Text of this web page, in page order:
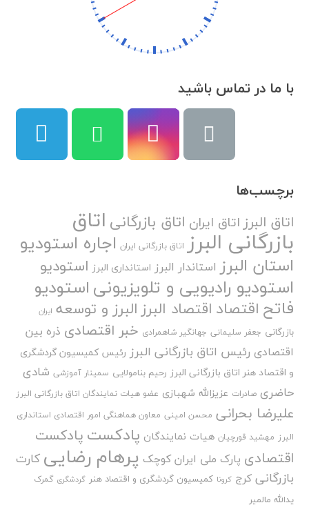
با ما در تماس باشید
برچسب‌ها
اتاق البرز اتاق ایران اتاق بازرگانی اتاق
بازرگانی البرز اتاق بازرگانی ایران اجاره استودیو
استان البرز استاندار البرز استانداری البرز استودیو
استودیو رادیویی و تلویزیونیاستودیو
فاتح اقتصاد اقتصاد البرزالبرز و توسعه ایران
بازرگانی جعفر سلیمانی جهانگیر شاهمرادی خبر اقتصادی ذره بین
اقتصادی رئیس اتاق بازرگانی البرز رئیس کمیسیون گردشگری
و اقتصاد هنر اتاق بازرگانی البرز رحیم بنامولایی سمینار آموزشی شادی
حاضری صادرات عزیزالله شهبازی عضو هیات نمایندگان اتاق بازرگانی البرز
علیرضا بحرانی محسن امینی معاون هماهنگی امور اقتصادی استانداری
البرز مهشید قورچیان هیات نمایندگان پادکست پادکست
اقتصادی پارک ملی ایران کوچک پرهام رضایی کارت
بازرگانی کرج کرونا کمیسیون گردشگری و اقتصاد هنر گردشگری گمرک
یدالله مالمیر